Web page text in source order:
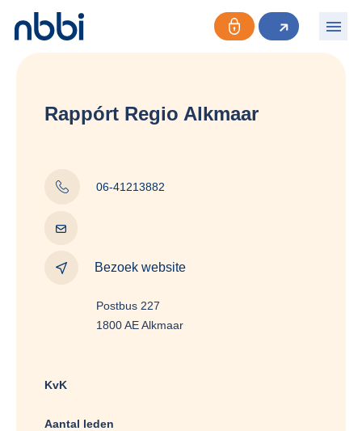
Rappórt Regio Alkmaar
06-41213882
Bezoek website
Postbus 227
1800 AE Alkmaar
KvK
Aantal leden